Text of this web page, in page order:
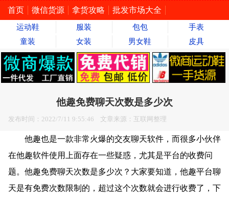
首页 微信货源 拿货攻略 批发市场大全
运动鞋 服装 包包
手表
童装
女装 男女鞋 皮具
他趣免费聊天次数是多少次
发布时间：2022/7/11 9:55:46 文章来源：互联网整理
他趣也是一款非常火爆的交友聊天软件，而很多小伙伴
在他趣软件使用上面存在一些疑惑，尤其是平台的收费问
题。他趣免费聊天次数是多少次？大家要知道，他趣平台聊
天是有免费次数限制的，超过这个次数就会进行收费了，下